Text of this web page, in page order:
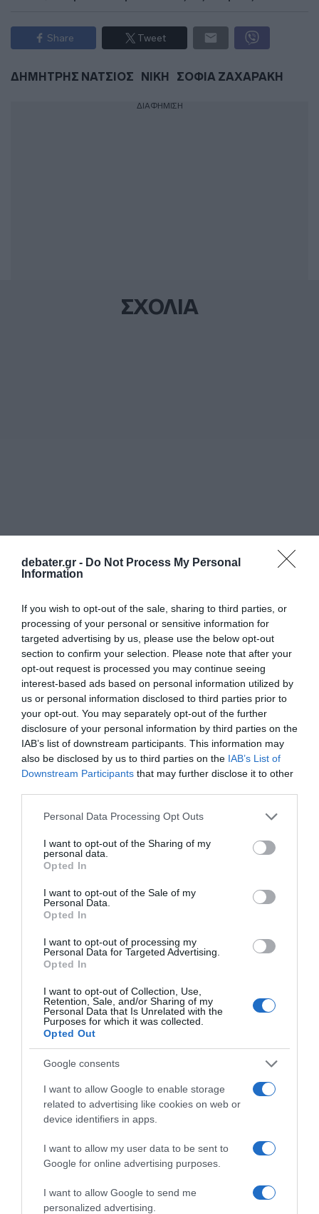
debater.gr - Do Not Process My Personal
Information
If you wish to opt-out of the sale, sharing to third parties, or
processing of your personal or sensitive information for
targeted advertising by us, please use the below opt-out
section to confirm your selection. Please note that after your
opt-out request is processed you may continue seeing
interest-based ads based on personal information utilized by
us or personal information disclosed to third parties prior to
your opt-out. You may separately opt-out of the further
disclosure of your personal information by third parties on the
IAB’s list of downstream participants. This information may
also be disclosed by us to third parties on the IAB’s List of
Downstream Participants that may further disclose it to other
Please note that this website/app uses one or more Google
not limited to your visit or usage behaviour. You may click to
grant or deny consent to Google and its third-party tags to
use your data for below specified purposes in below Google
consent section.
Personal Data Processing Opt Outs
I want to opt-out of the Sharing of my
personal data.
Opted In
I want to opt-out of the Sale of my
Personal Data.
Opted In
I want to opt-out of processing my
Personal Data for Targeted Advertising.
Opted In
I want to opt-out of Collection, Use,
Retention, Sale, and/or Sharing of my
Personal Data that Is Unrelated with the
Purposes for which it was collected.
Opted Out
Google consents
I want to allow Google to enable storage
related to advertising like cookies on web or
device identifiers in apps.
I want to allow my user data to be sent to
Google for online advertising purposes.
I want to allow Google to send me
personalized advertising.
Share Tweet
ΔΗΜΗΤΡΗΣ ΝΑΤΣΙΟΣ ΝΙΚΗ ΣΟΦΙΑ ΖΑΧΑΡΑΚΗ
ΔΙΑΦΗΜΙΣΗ
ΣΧΟΛΙΑ
ΠΟΛΙΤΙΚΗ
ΠΟΛΙΤΙΚΗ
ΠΑΣΟΚ: “Τα επιχειρήματα και οι
πίνακες του κ. Σκέρτσου διαρκούν
μέχρι τα επόμενα που αναιρούν τα
προηγούμενα”
"Συνεχίζει στο ίδιο αλαζονικό ύφος και με τους ίδιους
εξυπνακισμούς"